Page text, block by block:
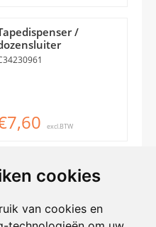
cookies
van cookies en
/
excl.BTW